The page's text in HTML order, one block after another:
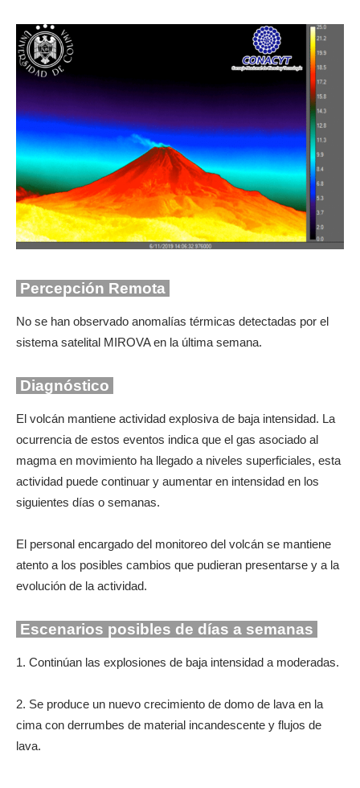
Percepción Remota
No se han observado anomalías térmicas detectadas por el
sistema satelital MIROVA en la última semana.
Diagnóstico
El volcán mantiene actividad explosiva de baja intensidad. La
ocurrencia de estos eventos indica que el gas asociado al
magma en movimiento ha llegado a niveles superficiales, esta
actividad puede continuar y aumentar en intensidad en los
siguientes días o semanas.
El personal encargado del monitoreo del volcán se mantiene
atento a los posibles cambios que pudieran presentarse y a la
evolución de la actividad.
Escenarios posibles de días a semanas
1. Continúan las explosiones de baja intensidad a moderadas.
2. Se produce un nuevo crecimiento de domo de lava en la
cima con derrumbes de material incandescente y flujos de
lava.